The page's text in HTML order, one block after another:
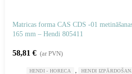
Matricas forma CAS CDS -01
165 mm – Hendi 805411
58,81 € (ar PVN)
HENDI - HORECA HENDI